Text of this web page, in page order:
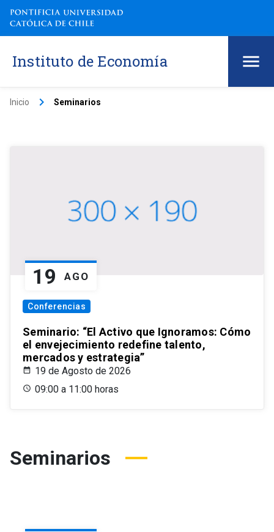
Instituto de Economía
Inicio keyboard_arrow_right Seminarios
19 AGO
Conferencias
Seminario: “El Activo que Ignoramos: Cómo
el envejecimiento redefine talento,
mercados y estrategia”
19 de Agosto de 2026
09:00 a 11:00 horas
Seminarios